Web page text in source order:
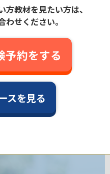
教材を見たい方は、
せください。
予約をする
スを見る